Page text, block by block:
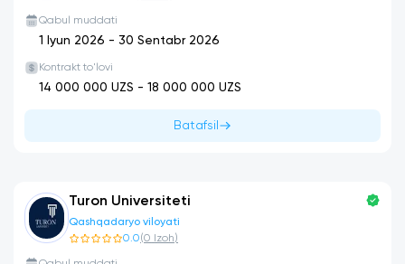
Qabul muddati
1 Iyun 2026 - 30 Sentabr 2026
Kontrakt to'lovi
14 000 000 UZS - 18 000 000 UZS
Batafsil
Turon Universiteti
Qashqadaryo viloyati
0.0(0 Izoh)